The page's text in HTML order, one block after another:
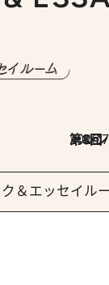
第8回「同人誌
＆エッセイル